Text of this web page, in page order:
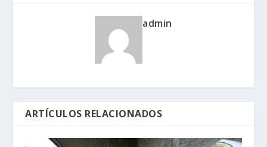
admin
ARTÍCULOS RELACIONADOS